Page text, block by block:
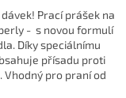
Prací prášek na
- s novou formulí
Díky speciálnímu
přísadu proti
pro praní od